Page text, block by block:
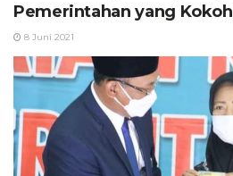
Pemerintahan yang Kokoh
8 Juni 2021